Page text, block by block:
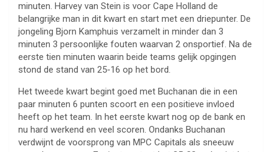
minuten. Harvey van Stein is voor Cape Holland de
belangrijke man in dit kwart en start met een driepunter. De
jongeling Bjorn Kamphuis verzamelt in minder dan 3
minuten 3 persoonlijke fouten waarvan 2 onsportief. Na de
eerste tien minuten waarin beide teams gelijk opgingen
stond de stand van 25-16 op het bord.
Het tweede kwart begint goed met Buchanan die in een
paar minuten 6 punten scoort en een positieve invloed
heeft op het team. In het eerste kwart nog op de bank en
nu hard werkend en veel scoren. Ondanks Buchanan
verdwijnt de voorsprong van MPC Capitals als sneeuw